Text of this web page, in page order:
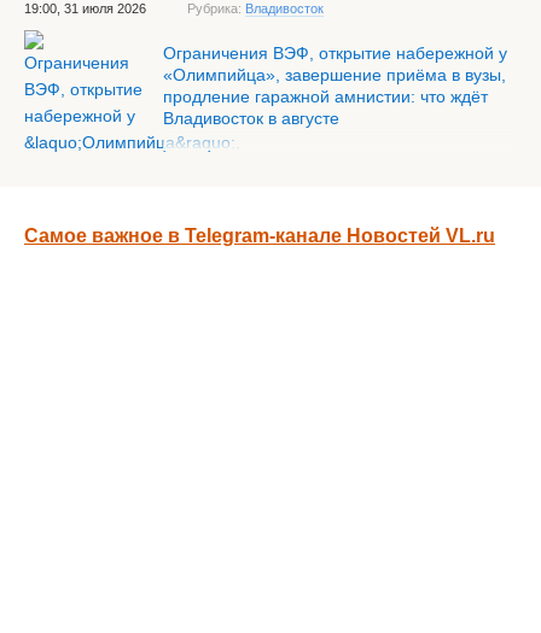
19:00, 31 июля 2026 Рубрика: Владивосток
Ограничения ВЭФ, открытие набережной у
«Олимпийца», завершение приёма в вузы,
продление гаражной амнистии: что ждёт
Владивосток в августе
Самое важное в Telegram-канале Новостей VL.ru